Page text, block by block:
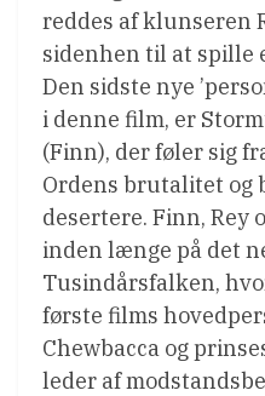
reddes af klunseren
sidenhen til at spille
Den sidste nye
i denne film, er
(Finn), der føler sig
Ordens brutalitet og
desertere. Finn, Rey
inden længe på det
Tusindårsfalken,
første films
Chewbacca og
leder af